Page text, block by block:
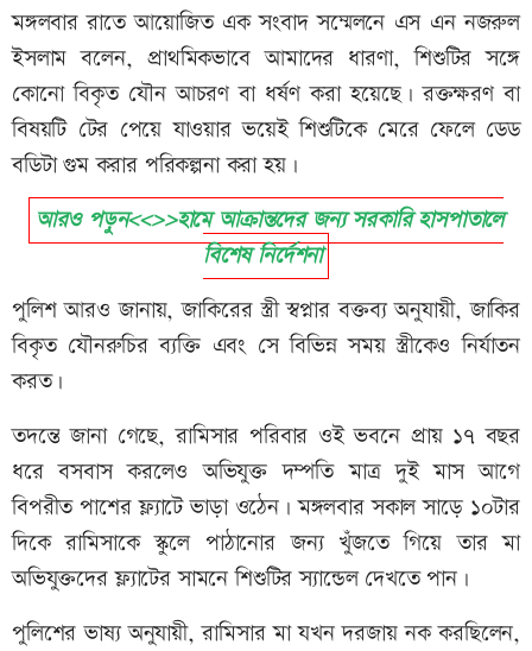
মঙ্গলবার রাতে আয়োজিত এক সংবাদ সম্মেলনে এস এন নজরুল
ইসলাম বলেন, প্রাথমিকভাবে আমাদের ধারণা, শিশুটির সঙ্গে
কোনো বিকৃত যৌন আচরণ বা ধর্ষণ করা হয়েছে। রক্তক্ষরণ বা
বিষয়টি টের পেয়ে যাওয়ার ভয়েই শিশুটিকে মেরে ফেলে ডেড
বডিটা গুম করার পরিকল্পনা করা হয়।
আরও পড়ুন<<>>হামে আক্রান্তদের জন্য সরকারি হাসপাতালে
বিশেষ নির্দেশনা
পুলিশ আরও জানায়, জাকিরের স্ত্রী স্বপ্নার বক্তব্য অনুযায়ী, জাকির
বিকৃত যৌনরুচির ব্যক্তি এবং সে বিভিন্ন সময় স্ত্রীকেও নির্যাতন
করত।
তদন্তে জানা গেছে, রামিসার পরিবার ওই ভবনে প্রায় ১৭ বছর
ধরে বসবাস করলেও অভিযুক্ত দম্পতি মাত্র দুই মাস আগে
বিপরীত পাশের ফ্ল্যাটে ভাড়া ওঠেন। মঙ্গলবার সকাল সাড়ে ১০টার
দিকে রামিসাকে স্কুলে পাঠানোর জন্য খুঁজতে গিয়ে তার মা
অভিযুক্তদের ফ্ল্যাটের সামনে শিশুটির স্যান্ডেল দেখতে পান।
পুলিশের ভাষ্য অনুযায়ী, রামিসার মা যখন দরজায় নক করছিলেন,